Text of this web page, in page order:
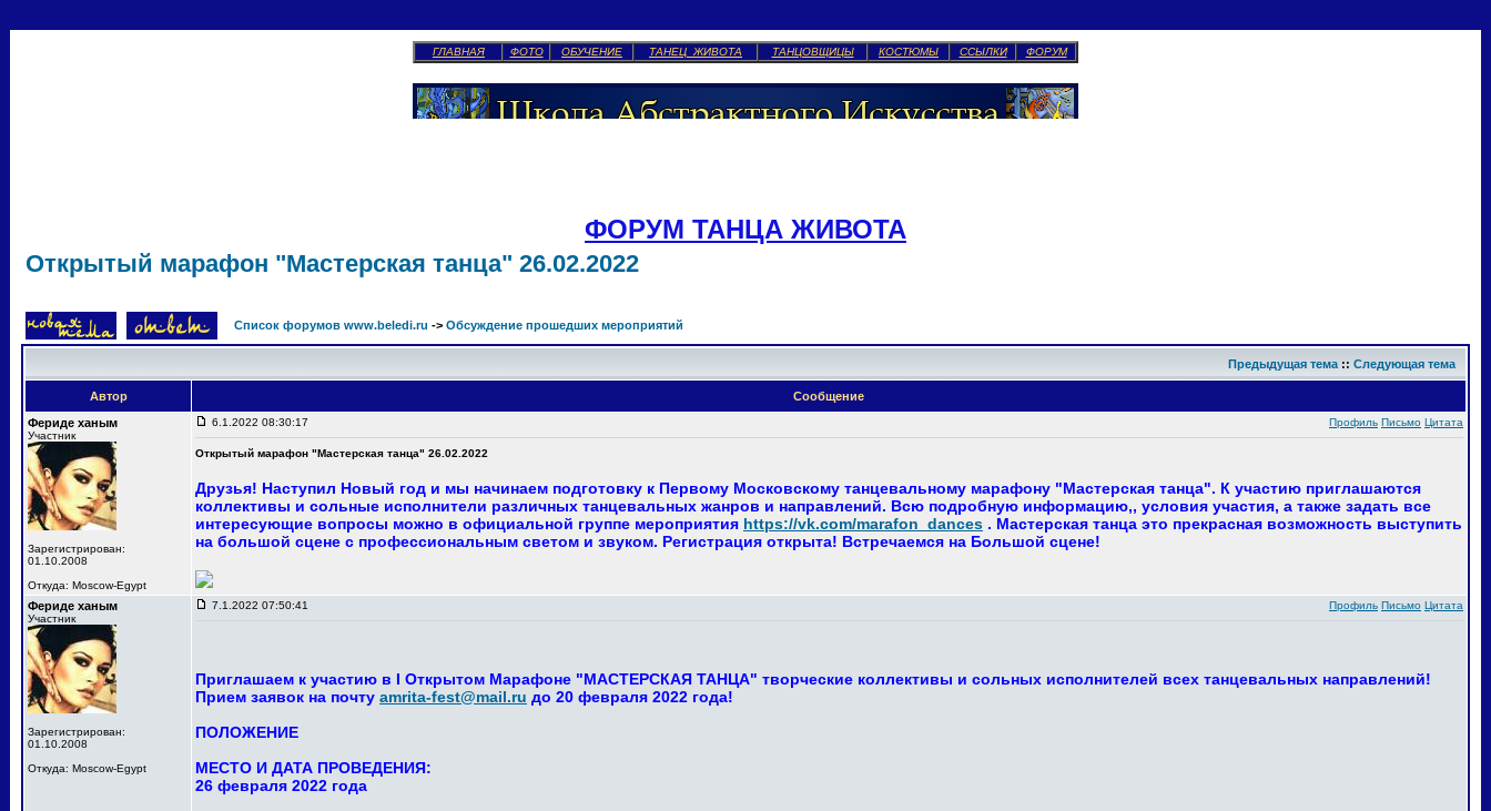
ГЛАВНАЯ ФОТО ОБУЧЕНИЕ ТАНЕЦ ЖИВОТА ТАНЦОВЩИЦЫ КОСТЮМЫ ССЫЛКИ ФОРУМ
ФОРУМ ТАНЦА ЖИВОТА
Открытый марафон "Мастерская танца" 26.02.2022
Список форумов www.beledi.ru -> Обсуждение прошедших мероприятий
Предыдущая тема :: Следующая тема
Автор
Сообщение
Фериде ханым
Участник
Зарегистрирован:
01.10.2008
Откуда: Moscow-Egypt
6.1.2022 08:30:17 Профиль Письмо Цитата
Открытый марафон "Мастерская танца" 26.02.2022
Друзья! Наступил Новый год и мы начинаем подготовку к Первому Московскому танцевальному марафону "Мастерская танца". К участию приглашаются
коллективы и сольные исполнители различных танцевальных жанров и направлений. Всю подробную информацию,, условия участия, а также задать все
интересующие вопросы можно в официальной группе мероприятия https://vk.com/marafon_dances . Мастерская танца это прекрасная возможность выступить
на большой сцене с профессиональным светом и звуком. Регистрация открыта! Встречаемся на Большой сцене!
Фериде ханым
Участник
Зарегистрирован:
01.10.2008
Откуда: Moscow-Egypt
7.1.2022 07:50:41 Профиль Письмо Цитата
Приглашаем к участию в I Открытом Марафоне "МАСТЕРСКАЯ ТАНЦА" творческие коллективы и сольных исполнителей всех танцевальных направлений!
Прием заявок на почту amrita-fest@mail.ru до 20 февраля 2022 года!
ПОЛОЖЕНИЕ
МЕСТО И ДАТА ПРОВЕДЕНИЯ:
26 февраля 2022 года